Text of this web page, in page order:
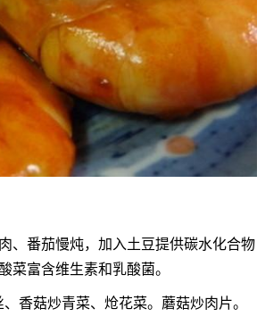
、番茄慢炖，加入土豆提供碳水化合物
菜富含维生素和乳酸菌。
香菇炒青菜、炝花菜。蘑菇炒肉片。